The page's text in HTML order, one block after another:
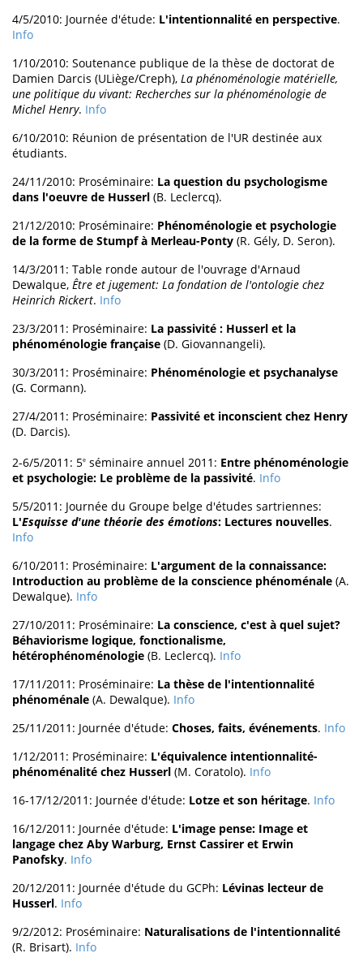
4/5/2010: Journée d'étude: L'intentionnalité en perspective.
Info
1/10/2010: Soutenance publique de la thèse de doctorat de
Damien Darcis (ULiège/Creph), La phénoménologie matérielle,
une politique du vivant: Recherches sur la phénoménologie de
Michel Henry. Info
6/10/2010: Réunion de présentation de l'UR destinée aux
étudiants.
24/11/2010: Proséminaire: La question du psychologisme
dans l'oeuvre de Husserl (B. Leclercq).
21/12/2010: Proséminaire: Phénoménologie et psychologie
de la forme de Stumpf à Merleau-Ponty (R. Gély, D. Seron).
14/3/2011: Table ronde autour de l'ouvrage d'Arnaud
Dewalque, Être et jugement: La fondation de l'ontologie chez
Heinrich Rickert. Info
23/3/2011: Proséminaire: La passivité : Husserl et la
phénoménologie française (D. Giovannangeli).
30/3/2011: Proséminaire: Phénoménologie et psychanalyse
(G. Cormann).
27/4/2011: Proséminaire: Passivité et inconscient chez Henry
(D. Darcis).
2-6/5/2011: 5e séminaire annuel 2011: Entre phénoménologie
et psychologie: Le problème de la passivité. Info
5/5/2011: Journée du Groupe belge d'études sartriennes:
L'Esquisse d'une théorie des émotions: Lectures nouvelles.
Info
6/10/2011: Proséminaire: L'argument de la connaissance:
Introduction au problème de la conscience phénoménale (A.
Dewalque). Info
27/10/2011: Proséminaire: La conscience, c'est à quel sujet?
Béhaviorisme logique, fonctionalisme,
hétérophénoménologie (B. Leclercq). Info
17/11/2011: Proséminaire: La thèse de l'intentionnalité
phénoménale (A. Dewalque). Info
25/11/2011: Journée d'étude: Choses, faits, événements. Info
1/12/2011: Proséminaire: L'équivalence intentionnalité-
phénoménalité chez Husserl (M. Coratolo). Info
16-17/12/2011: Journée d'étude: Lotze et son héritage. Info
16/12/2011: Journée d'étude: L'image pense: Image et
langage chez Aby Warburg, Ernst Cassirer et Erwin
Panofsky. Info
20/12/2011: Journée d'étude du GCPh: Lévinas lecteur de
Husserl. Info
9/2/2012: Proséminaire: Naturalisations de l'intentionnalité
(R. Brisart). Info